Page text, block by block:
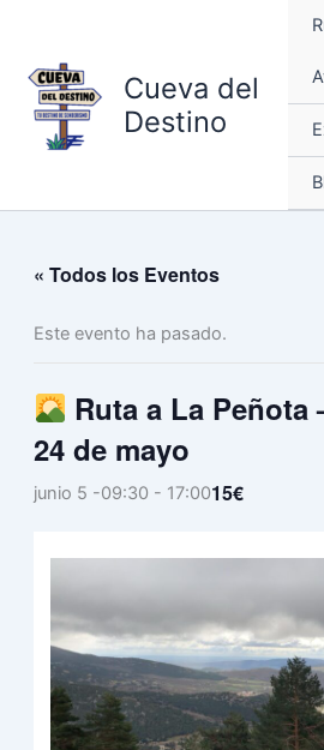
contenido
Cueva del
Destino
« Todos los Eventos
Este evento ha pasado.
Ruta a La Peñota
24 de mayo
junio 5 -09:30 - 17:0015€